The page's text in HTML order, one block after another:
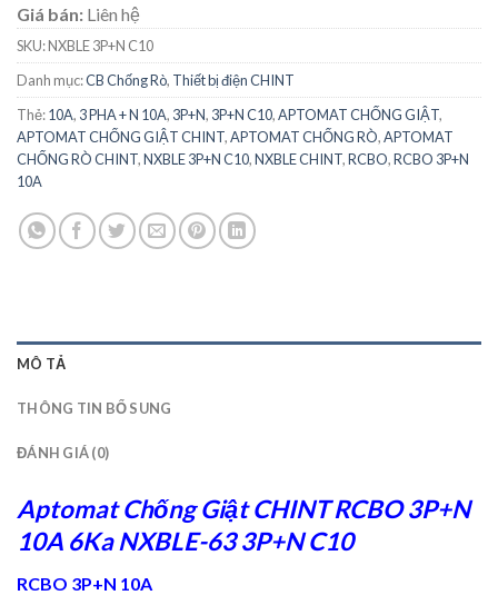
Giá bán: Liên hệ
SKU:NXBLE 3P+N C10
Danh mục:CB Chống Rò, Thiết bị điện CHINT
Thẻ:10A, 3 PHA + N 10A, 3P+N, 3P+N C10,APTOMAT CHỐNG GIẬT,
APTOMAT CHỐNG GIẬT CHINT,APTOMAT CHỐNG RÒ,APTOMAT
CHỐNG RÒ CHINT,NXBLE 3P+N C10,NXBLE CHINT,RCBO,RCBO 3P+N
10A
MÔ TẢ
THÔNG TIN BỔ SUNG
ĐÁNH GIÁ (0)
Aptomat Chống Giật CHINT RCBO 3P+N
10A 6Ka NXBLE-63 3P+N C10
RCBO 3P+N 10A